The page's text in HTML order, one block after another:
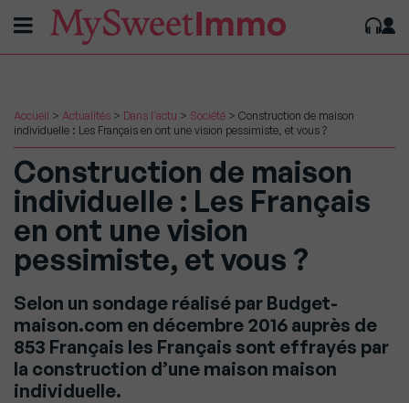
Accueil > Actualités > Dans l'actu > Société > Construction de maison
individuelle : Les Français en ont une vision pessimiste, et vous ?
Construction de maison
individuelle : Les Français
en ont une vision
pessimiste, et vous ?
Selon un sondage réalisé par Budget-
maison.com en décembre 2016 auprès de
853 Français les Français sont effrayés par
la construction d’une maison maison
individuelle.